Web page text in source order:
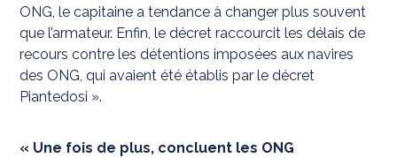
ONG, le capitaine a tendance à changer plus souvent
que l’armateur. Enfin, le décret raccourcit les délais de
recours contre les détentions imposées aux navires
des ONG, qui avaient été établis par le décret
Piantedosi ».
« Une fois de plus, concluent les ONG